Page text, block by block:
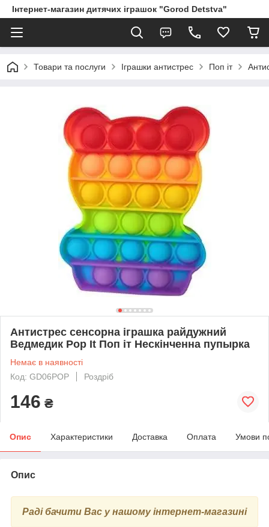
Інтернет-магазин дитячих іграшок "Gorod Detstva"
Товари та послуги Іграшки антистрес Поп іт
Антистрес сенсорна іграшка райдужний
Ведмедик Pop It Поп іт Нескінченна пупырка
Немає в наявності
Код: GD06POP
Роздріб
146 ₴
Опис Характеристики Доставка Оплата Умови
Опис
Раді бачити Вас у нашому інтернет-магазині